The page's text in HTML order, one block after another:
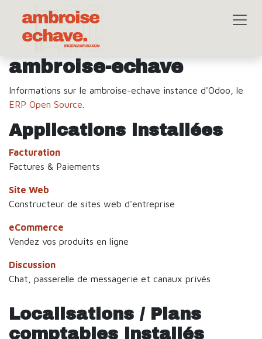
ambroise-echave
Informations sur le ambroise-echave instance d'Odoo, le
ERP Open Source
Applications installées
Facturation
Factures & Paiements
Site Web
Constructeur de sites web d'entreprise
eCommerce
Vendez vos produits en ligne
Discussion
Chat, passerelle de messagerie et canaux privés
Localisations / Plans
comptables installés